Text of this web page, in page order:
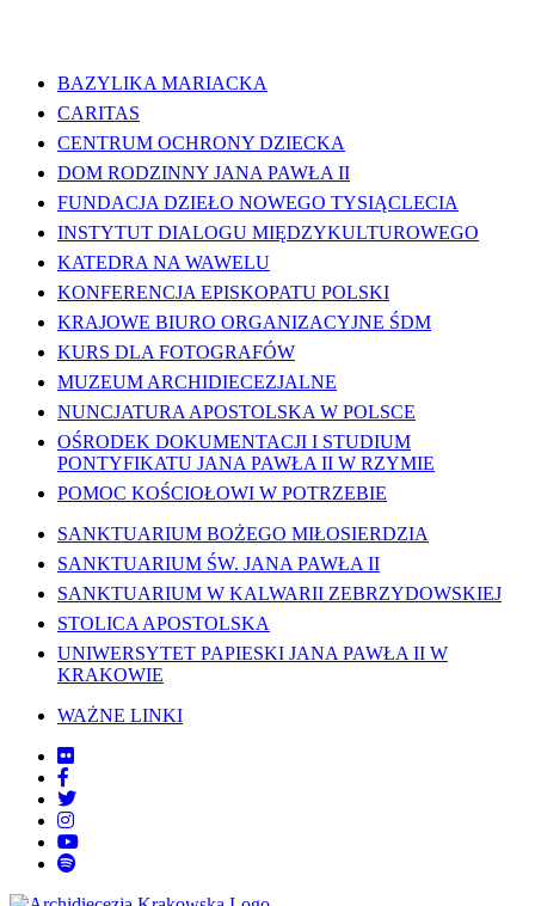
BAZYLIKA MARIACKA
CARITAS
CENTRUM OCHRONY DZIECKA
DOM RODZINNY JANA PAWŁA II
FUNDACJA DZIEŁO NOWEGO TYSIĄCLECIA
INSTYTUT DIALOGU MIĘDZYKULTUROWEGO
KATEDRA NA WAWELU
KONFERENCJA EPISKOPATU POLSKI
KRAJOWE BIURO ORGANIZACYJNE ŚDM
KURS DLA FOTOGRAFÓW
MUZEUM ARCHIDIECEZJALNE
NUNCJATURA APOSTOLSKA W POLSCE
OŚRODEK DOKUMENTACJI I STUDIUM
PONTYFIKATU JANA PAWŁA II W RZYMIE
POMOC KOŚCIOŁOWI W POTRZEBIE
SANKTUARIUM BOŻEGO MIŁOSIERDZIA
SANKTUARIUM ŚW. JANA PAWŁA II
SANKTUARIUM W KALWARII ZEBRZYDOWSKIEJ
STOLICA APOSTOLSKA
UNIWERSYTET PAPIESKI JANA PAWŁA II W
KRAKOWIE
WAŻNE LINKI